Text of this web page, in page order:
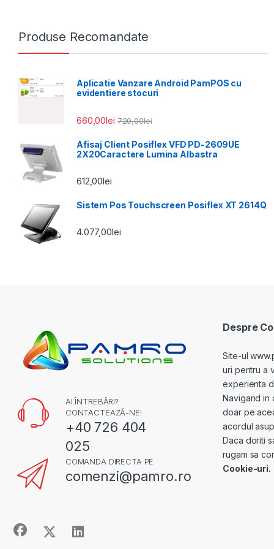
Produse Recomandate
Aplicatie Vanzare Android PamPOS cu
evidentiere stocuri
660,00lei 720,00lei
Afisaj Client Posiflex VFD PD-2609UE
2X20Caractere Lumina Albastra
612,00lei
Sistem Pos Touchscreen Posiflex XT 2614Q
4.077,00lei
AI ÎNTREBĂRI?
CONTACTEAZĂ-NE!
+40 726 404
025
COMANDA DIRECTA PE
comenzi@pamro.ro
Despre
Site-ul
uri pentru a
experienta
Navigand in
doar pe
acordul
Daca doriti
rugam sa
Cookie-uri.